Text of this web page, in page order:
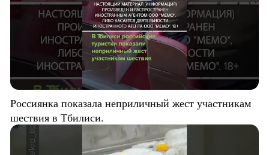
Россиянка показала неприличный жест участникам
шествия в Тбилиси.